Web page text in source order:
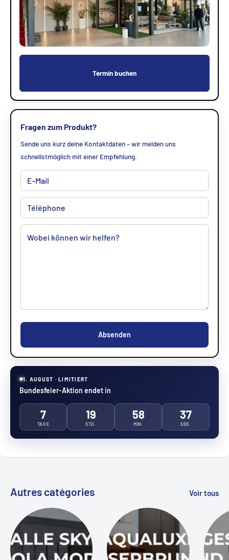
Termin buchen
Fragen zum Produkt?
Sende uns kurz deine Kontaktdaten – wir melden uns
schnellstmöglich mit einer Empfehlung.
Absenden
1. AUGUST · LIMITIERT
Bundesfeier-Aktion endet in
7
TAGE
19
STD.
58
MIN.
37
SEK.
Autres catégories Voir tous